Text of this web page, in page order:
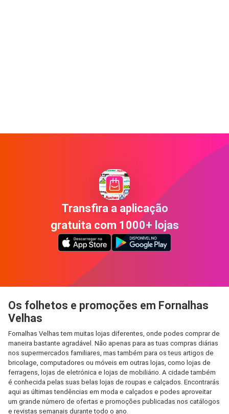
Transfira a aplicação
gratuita com 1000+ lojas
Os folhetos e promoções em Fornalhas
Velhas
Fornalhas Velhas tem muitas lojas diferentes, onde podes comprar de
maneira bastante agradável. Não apenas para as tuas compras diárias
nos supermercados familiares, mas também para os teus artigos de
bricolage, computadores ou móveis em outras lojas, como lojas de
ferragens, lojas de eletrónica e lojas de mobiliário. A cidade também
é conhecida pelas suas belas lojas de roupas e calçados. Encontrarás
aqui as últimas tendências em moda e calçados e podes aproveitar
um grande número de ofertas e promoções publicadas nos catálogos
e revistas semanais durante todo o ano.